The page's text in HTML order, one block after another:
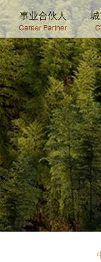
事业合伙人
Career Partner